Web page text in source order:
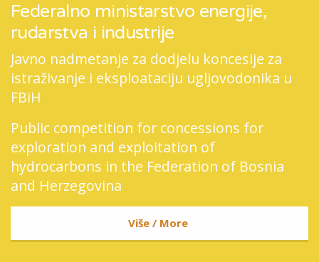
Federalno ministarstvo energije,
rudarstva i industrije
Javno nadmetanje za dodjelu koncesije za
istraživanje i eksploataciju ugljovodonika u
FBiH
Public competition for concessions for
exploration and exploitation of
hydrocarbons in the Federation of Bosnia
and Herzegovina
Više / More